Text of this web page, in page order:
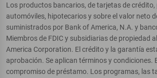
Los productos bancarios, de tarjetas de
automóviles, hipotecarios y sobre el valor neto
suministrados por Bank of America, N.A. y
Miembros de FDIC y subsidiarias de propiedad
America Corporation. El crédito y la garantía
aprobación. Se aplican términos y condiciones.
compromiso de préstamo. Los programas, las